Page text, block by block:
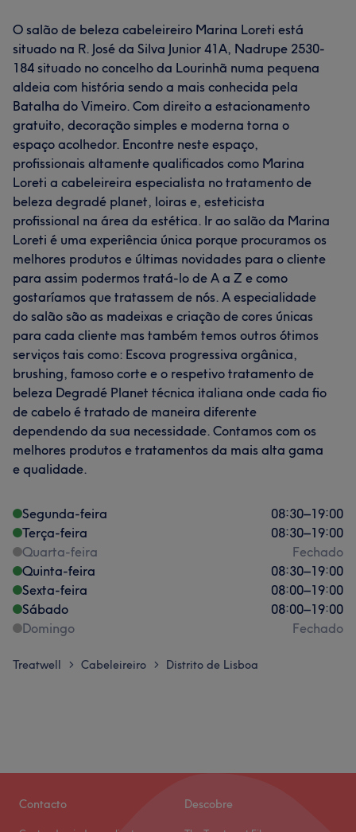
O salão de beleza cabeleireiro Marina Loreti está
situado na R. José da Silva Junior 41A, Nadrupe 2530-
184 situado no concelho da Lourinhã numa pequena
aldeia com história sendo a mais conhecida pela
Batalha do Vimeiro. Com direito a estacionamento
gratuito, decoração simples e moderna torna o
espaço acolhedor. Encontre neste espaço,
profissionais altamente qualificados como Marina
Loreti a cabeleireira especialista no tratamento de
beleza degradé planet, loiras e, esteticista
profissional na área da estética. Ir ao salão da Marina
Loreti é uma experiência única porque procuramos os
melhores produtos e últimas novidades para o cliente
para assim podermos tratá-lo de A a Z e como
gostaríamos que tratassem de nós. A especialidade
do salão são as madeixas e criação de cores únicas
para cada cliente mas também temos outros ótimos
serviços tais como: Escova progressiva orgânica,
brushing, famoso corte e o respetivo tratamento de
beleza Degradé Planet técnica italiana onde cada fio
de cabelo é tratado de maneira diferente
dependendo da sua necessidade. Contamos com os
melhores produtos e tratamentos da mais alta gama
e qualidade.
Segunda-feira 08:30–19:00
Terça-feira
08:30–19:00
Quarta-feira
Fechado
Quinta-feira
08:30–19:00
Sexta-feira
08:00–19:00
Sábado
08:00–19:00
Domingo
Fechado
Treatwell > Cabeleireiro > Distrito de Lisboa
Contacto Descobre